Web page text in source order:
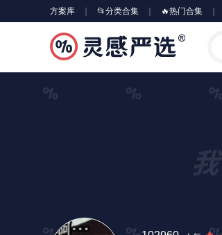
方案库 📂分类合集 🔥热门合集